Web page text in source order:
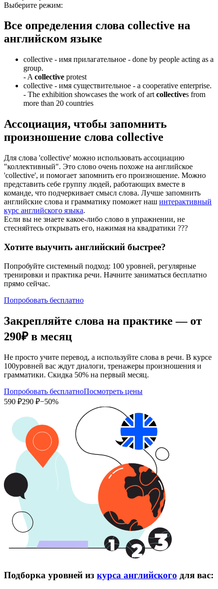
Выберите режим:
Все определения слова collective на
английском языке
collective - имя прилагательное - done by people acting as a
group.
- A collective protest
collective - имя существительное - a cooperative enterprise.
- The exhibition showcases the work of art collectives from
more than 20 countries
Ассоциация, чтобы запомнить
произношение слова collective
Для слова 'collective' можно использовать ассоциацию
"коллективный". Это слово очень похоже на английское
'collective', и помогает запомнить его произношение. Можно
представить себе группу людей, работающих вместе в
команде, что подчеркивает смысл слова. Лучше запомнить
английские слова и грамматику поможет наш интерактивный
курс английского языка.
Если вы не знаете какое-либо слово в упражнении, не
стесняйтесь открывать его, нажимая на квадратики ???
Хотите выучить английский быстрее?
Попробуйте системный подход: 100 уровней, регулярные
тренировки и практика речи. Начните заниматься бесплатно
прямо сейчас.
Попробовать бесплатно
Закрепляйте слова на практике — от
290₽ в месяц
Не просто учите перевод, а используйте слова в речи. В курсе
100уровней вас ждут диалоги, тренажеры произношения и
грамматики. Скидка 50% на первый месяц.
Попробовать бесплатноПосмотреть цены
590 ₽290 ₽−50%
Подборка уровней из курса английского для вас: